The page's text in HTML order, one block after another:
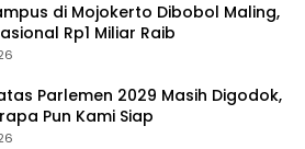
di Mojokerto Dibobol Maling,
Rp1 Miliar Raib
Parlemen 2029 Masih Digodok,
Pun Kami Siap